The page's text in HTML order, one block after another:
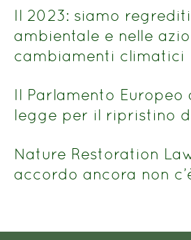
titolo
Il 2023: siamo
ambientale e nelle
cambiamenti climatici
Il Parlamento Europeo
legge per il ripristino
Nature Restoration
accordo ancora non